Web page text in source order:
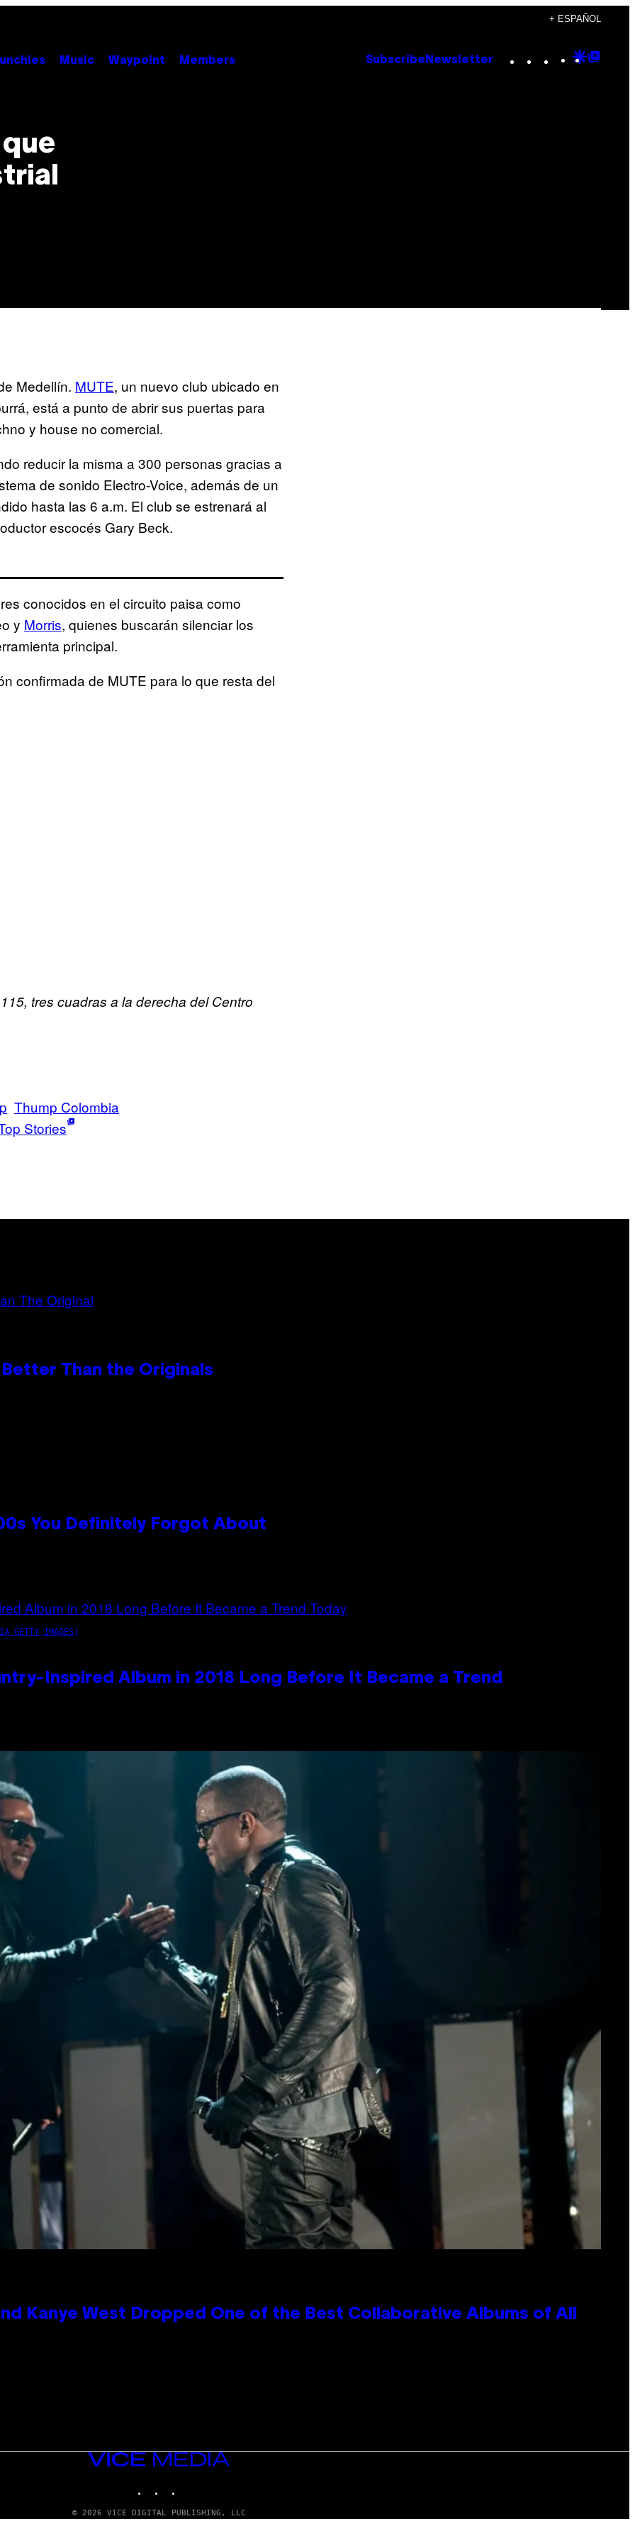
+ ESPAÑOL
Music Waypoint Members Subscribe Newsletter Instagram
TikTok
YouTube
Google
Medellín. MUTE, un nuevo club ubicado en
está a punto de abrir sus puertas para
y house no comercial.
reducir la misma a 300 personas gracias a
de sonido Electro-Voice, además de un
hasta las 6 a.m. El club se estrenará al
escocés Gary Beck.
conocidos en el circuito paisa como
y Morris, quienes buscarán silenciar los
principal.
confirmada de MUTE para lo que resta del
tres cuadras a la derecha del Centro
Thump Colombia
Stories
Than the Originals
You Definitely Forgot About
GETTY IMAGES)
Inspired Album in 2018 Long Before It Became a Trend
Kanye West Dropped One of the Best Collaborative Albums of All
VICE
MEDIA
© 2026 VICE DIGITAL PUBLISHING, LLC